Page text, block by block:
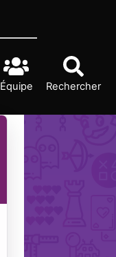
Rechercher
Équipe